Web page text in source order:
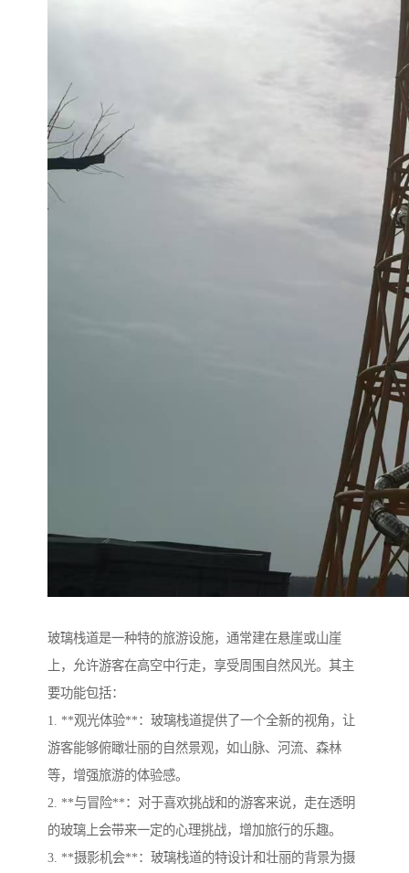
玻璃栈道是一种特的旅游设施，通常建在悬崖或山崖
上，允许游客在高空中行走，享受周围自然风光。其主
要功能包括：
1. **观光体验**：玻璃栈道提供了一个全新的视角，让
游客能够俯瞰壮丽的自然景观，如山脉、河流、森林
等，增强旅游的体验感。
2. **与冒险**：对于喜欢挑战和的游客来说，走在透明
的玻璃上会带来一定的心理挑战，增加旅行的乐趣。
3. **摄影机会**：玻璃栈道的特设计和壮丽的背景为摄